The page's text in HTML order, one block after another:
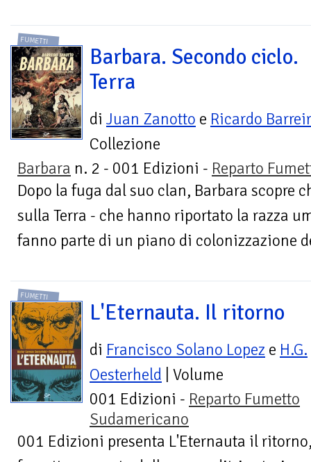
FUMETTI
Barbara. Secondo ciclo.
Terra
di Juan Zanotto e Ricardo
Collezione
Barbara n. 2 - 001 Edizioni - Reparto
Dopo la fuga dal suo clan, Barbara scopre
sulla Terra - che hanno riportato la razza
fanno parte di un piano di colonizzazione
FUMETTI
L'Eternauta. Il ritorno
di Francisco Solano Lopez e H.G.
Oesterheld | Volume
001 Edizioni - Reparto Fumetto
Sudamericano
001 Edizioni presenta L'Eternauta il